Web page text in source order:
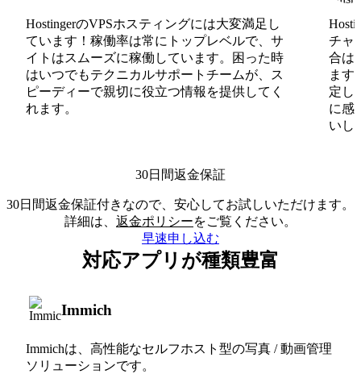
HostingerのVPSホスティングには大変満足し
ています！稼働率は常にトップレベルで、サ
イトはスムーズに稼働しています。困った時
はいつでもテクニカルサポートチームが、ス
ピーディーで親切に役立つ情報を提供してく
れます。
チャ
合は
ます
定し
に感
いし
30日間返金保証
30日間返金保証付きなので、安心してお試しいただけます。
詳細は、 返金ポリシーをご覧ください。
早速申し込む
対応アプリが種類豊富
Immich
Immichは、高性能なセルフホスト型の写真 / 動画管理
ソリューションです。